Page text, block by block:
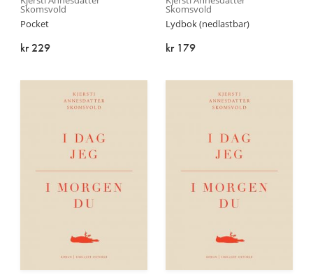
Skomsvold
Pocket
kr 229
Skomsvold
Lydbok (nedlastbar)
kr 179